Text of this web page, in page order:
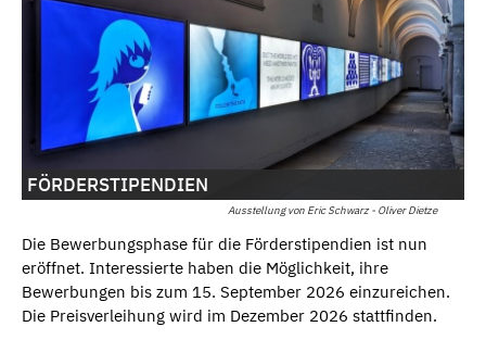
Ausstellung von Eric Schwarz - Oliver Dietze
FÖRDERSTIPENDIEN
Die Bewerbungsphase für die Förderstipendien ist nun
eröffnet. Interessierte haben die Möglichkeit, ihre
Bewerbungen bis zum 15. September 2026 einzureichen.
Die Preisverleihung wird im Dezember 2026 stattfinden.